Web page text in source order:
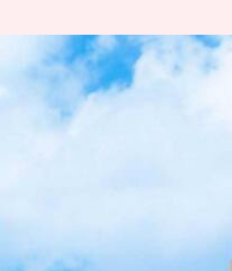
சென்னை
முருகன்